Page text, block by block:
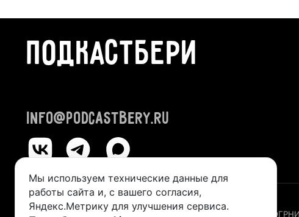
ПОДКАСТБЕРИ
info@podcastbery.ru
© 2024-2026 «ПОДКАСТБЕРИ»
ИП Казанцева Виктория Александровна (ИНН 245211492400,
Мы используем технические данные для
работы сайта и, с вашего согласия,
Яндекс.Метрику для улучшения сервиса.